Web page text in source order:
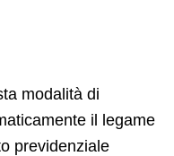
modalità di
il legame
previdenziale